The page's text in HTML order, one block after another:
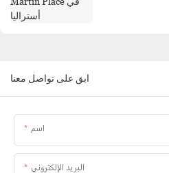
ابق على تواصل معنا
اسم
البريد الإلكتروني